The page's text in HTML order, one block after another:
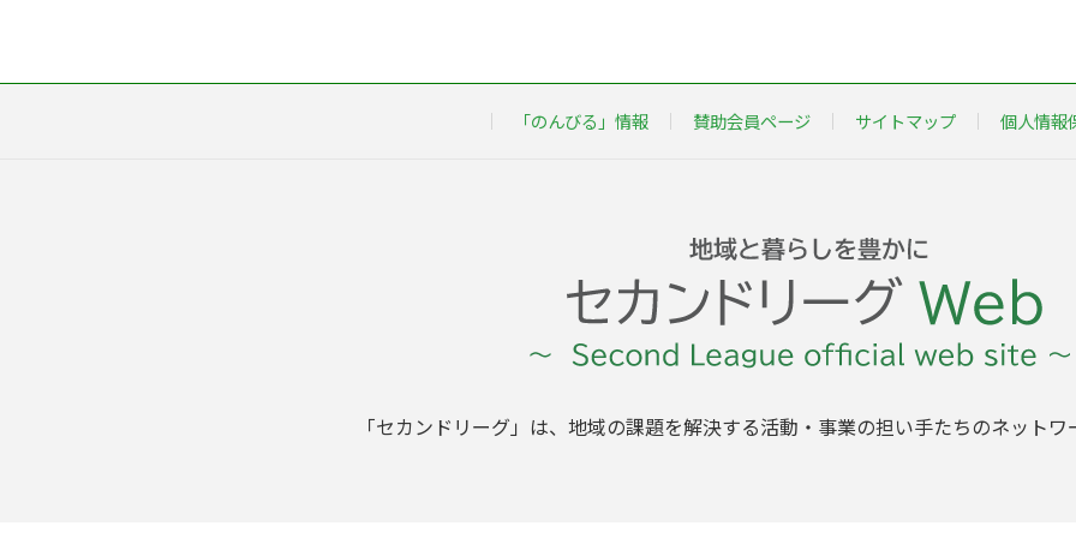
「のんびる」情報 賛助会員ページ サイトマップ 個人情報
「セカンドリーグ」は、地域の課題を解決する活動・事業の担い手たちのネット